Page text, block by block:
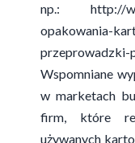
np.: http://
opakowania-
przeprowadzki-
Wspomniane
w marketach
firm, które
używanych